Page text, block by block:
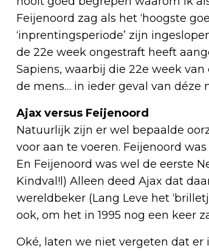
Feijenoord zag als het ‘hoogste
‘inprentingsperiode’ zijn
de 22e week ongestraft heeft
Sapiens, waarbij die 22e week
de mens… in ieder geval van déze
Ajax versus Feijenoord
Natuurlijk zijn er wel bepaalde
voor aan te voeren. Feijenoord
En Feijenoord was wel de eerste
Kindval!l) Alleen deed Ajax dat
wereldbeker (Lang Leve het
ook, om het in 1995 nog een keer
Oké, laten we niet vergeten dat